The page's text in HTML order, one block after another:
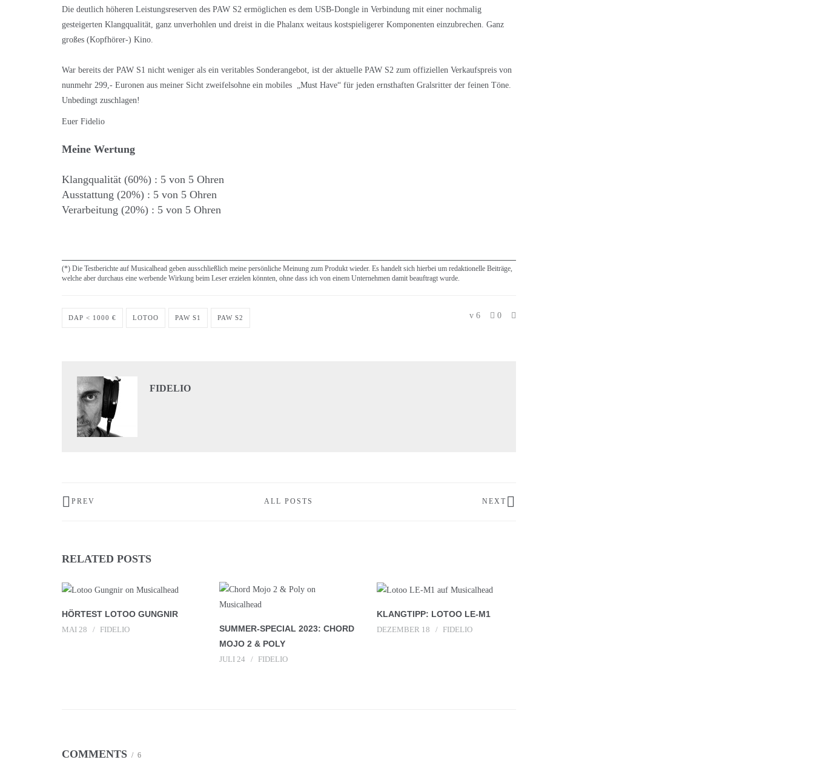
Die deutlich höheren Leistungsreserven des PAW S2 ermöglichen es dem USB-Dongle in Verbindung mit einer nochmalig
gesteigerten Klangqualität, ganz unverhohlen und dreist in die Phalanx weitaus kostspieligerer Komponenten einzubrechen. Ganz
großes (Kopfhörer-) Kino.
War bereits der PAW S1 nicht weniger als ein veritables Sonderangebot, ist der aktuelle PAW S2 zum offiziellen Verkaufspreis von
nunmehr 299,- Euronen aus meiner Sicht zweifelsohne ein mobiles „Must Have“ für jeden ernsthaften Gralsritter der feinen Töne.
Unbedingt zuschlagen!
Euer Fidelio
Meine Wertung
Klangqualität (60%) : 5 von 5 Ohren
Ausstattung (20%) : 5 von 5 Ohren
Verarbeitung (20%) : 5 von 5 Ohren
(*) Die Testberichte auf Musicalhead geben ausschließlich meine persönliche Meinung zum Produkt wieder. Es handelt sich hierbei um redaktionelle Beiträge,
welche aber durchaus eine werbende Wirkung beim Leser erzielen könnten, ohne dass ich von einem Unternehmen damit beauftragt wurde.
DAP < 1000 € LOTOO PAW S1 PAW S2 6 0
FIDELIO
PREV ALL POSTS NEXT
RELATED POSTS
HÖRTEST LOTOO GUNGNIR
MAI 28 FIDELIO
SUMMER-SPECIAL 2023: CHORD
MOJO 2 & POLY
JULI 24 FIDELIO
KLANGTIPP: LOTOO LE-M1
DEZEMBER 18 FIDELIO
COMMENTS 6